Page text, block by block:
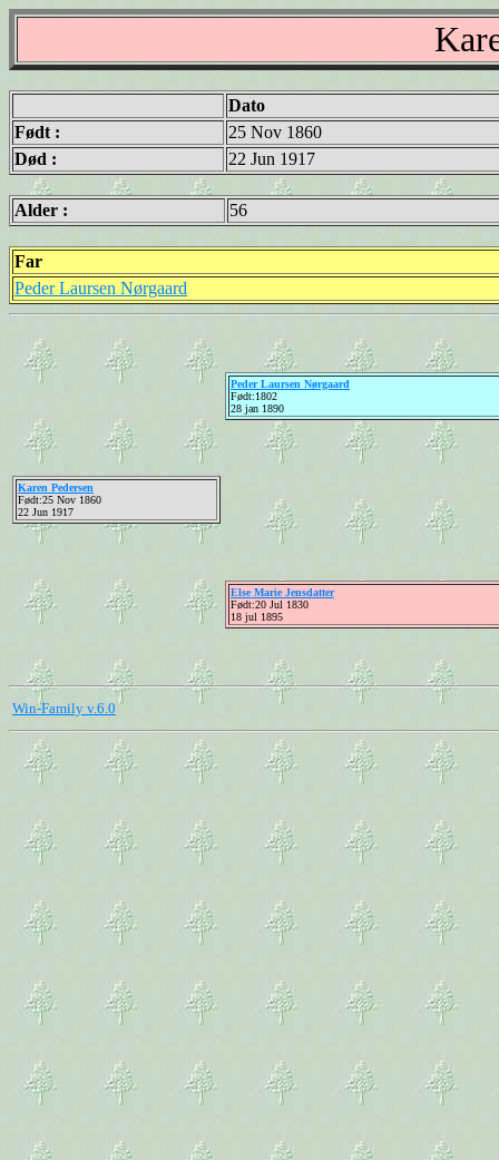
Dato
Født :
25 Nov 1860
Død :
22 Jun 1917
Alder : 56
Far
Peder Laursen Nørgaard
Karen Pedersen
Født:25 Nov 1860
22 Jun 1917
Peder Laursen Nørgaard
Født:1802
28 jan 1890
Else Marie Jensdatter
Født:20 Jul 1830
18 jul 1895
Win-Family v.6.0